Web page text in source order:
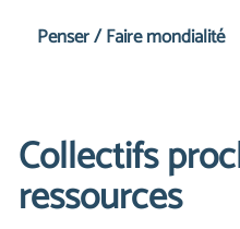
Penser / Faire mondialité
Collectifs
ressources